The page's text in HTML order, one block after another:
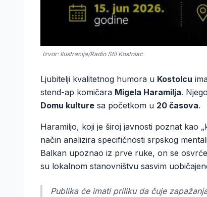
Izvor: Ilustracija/Radio Stil Kostolac
Ljubitelji kvalitetnog humora u Kostolcu
stend-ap komičara Migela Haramilja.
Domu kulture sa početkom u 20 časova.
Haramiljo, koji je široj javnosti poznat kao
način analizira specifičnosti srpskog
Balkan upoznao iz prve ruke, on se
su lokalnom stanovništvu sasvim
Publika će imati priliku da čuje